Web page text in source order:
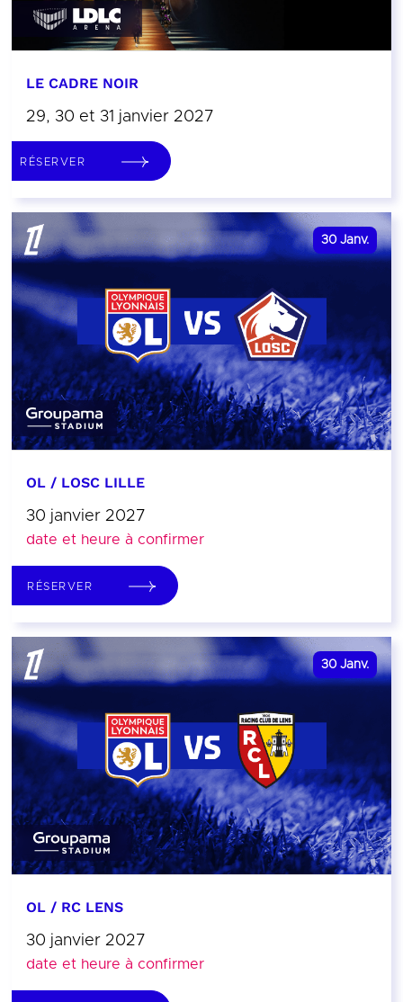
LE CADRE NOIR
29, 30 et 31 janvier 2027
RÉSERVER
30 Janv.
OL / LOSC LILLE
30 janvier 2027
date et heure à confirmer
RÉSERVER
30 Janv.
OL / RC LENS
30 janvier 2027
date et heure à confirmer